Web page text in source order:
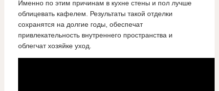
Именно по этим причинам в кухне стены и пол лучше
облицевать кафелем. Результаты такой отделки
сохранятся на долгие годы, обеспечат
привлекательность внутреннего пространства и
облегчат хозяйке уход.